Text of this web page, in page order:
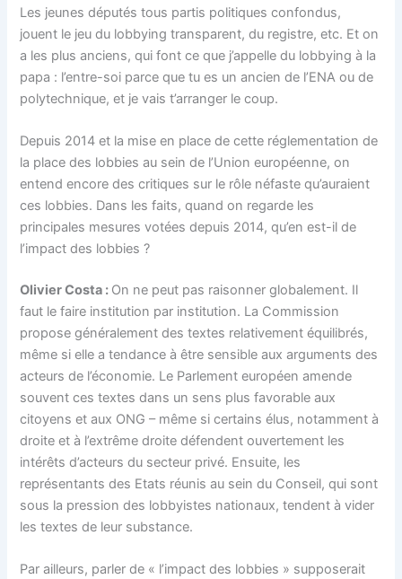
Les jeunes députés tous partis politiques confondus,
jouent le jeu du lobbying transparent, du registre, etc. Et on
a les plus anciens, qui font ce que j’appelle du lobbying à la
papa : l’entre-soi parce que tu es un ancien de l’ENA ou de
polytechnique, et je vais t’arranger le coup.
Depuis 2014 et la mise en place de cette réglementation de
la place des lobbies au sein de l’Union européenne, on
entend encore des critiques sur le rôle néfaste qu’auraient
ces lobbies. Dans les faits, quand on regarde les
principales mesures votées depuis 2014, qu’en est-il de
l’impact des lobbies ?
Olivier Costa : On ne peut pas raisonner globalement. Il
faut le faire institution par institution. La Commission
propose généralement des textes relativement équilibrés,
même si elle a tendance à être sensible aux arguments des
acteurs de l’économie. Le Parlement européen amende
souvent ces textes dans un sens plus favorable aux
citoyens et aux ONG – même si certains élus, notamment à
droite et à l’extrême droite défendent ouvertement les
intérêts d’acteurs du secteur privé. Ensuite, les
représentants des Etats réunis au sein du Conseil, qui sont
sous la pression des lobbyistes nationaux, tendent à vider
les textes de leur substance.
Par ailleurs, parler de « l’impact des lobbies » supposerait